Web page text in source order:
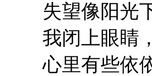
失望像阳光下
我闭上眼睛，
心里有些依依